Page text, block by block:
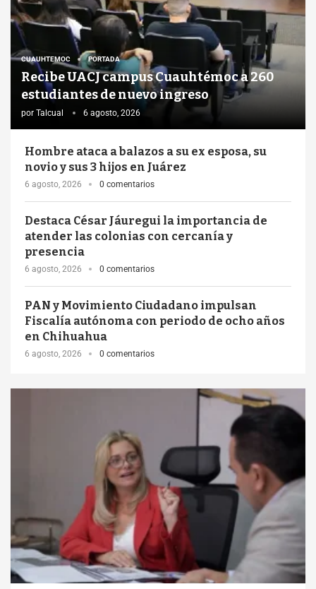
CUAUHTEMOC PORTADA
Recibe UACJ campus Cuauhtémoc a 260
estudiantes de nuevo ingreso
por Talcual 6 agosto, 2026
Hombre ataca a balazos a su ex esposa, su
novio y sus 3 hijos en Juárez
6 agosto, 2026 0 comentarios
Destaca César Jáuregui la importancia de
atender las colonias con cercanía y
presencia
6 agosto, 2026 0 comentarios
PAN y Movimiento Ciudadano impulsan
Fiscalía autónoma con periodo de ocho años
en Chihuahua
6 agosto, 2026 0 comentarios